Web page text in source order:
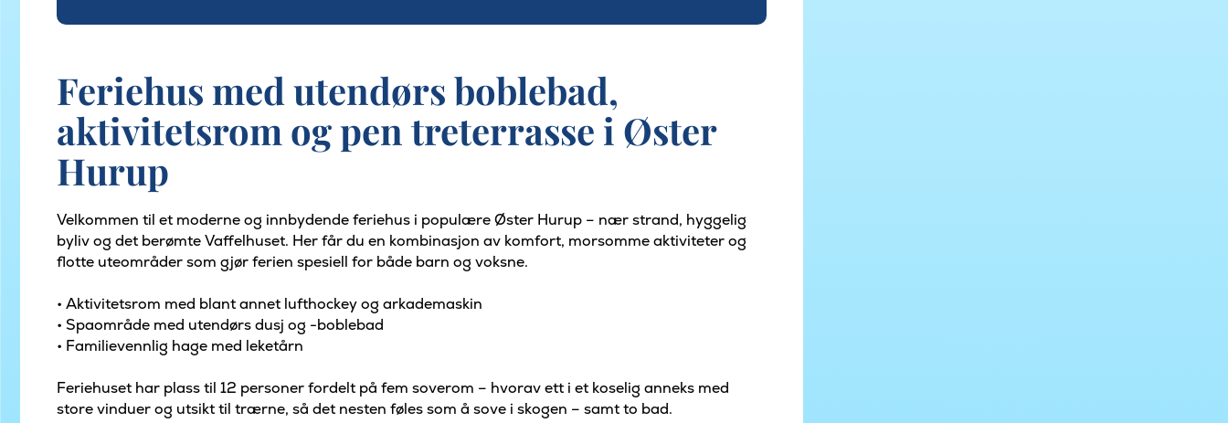
Feriehus med utendørs boblebad,
aktivitetsrom og pen treterrasse i Øster
Hurup
Velkommen til et moderne og innbydende feriehus i populære Øster Hurup – nær strand, hyggelig
byliv og det berømte Vaffelhuset. Her får du en kombinasjon av komfort, morsomme aktiviteter og
flotte uteområder som gjør ferien spesiell for både barn og voksne.
• Aktivitetsrom med blant annet lufthockey og arkademaskin
• Spaområde med utendørs dusj og -boblebad
• Familievennlig hage med leketårn
Feriehuset har plass til 12 personer fordelt på fem soverom – hvorav ett i et koselig anneks med
store vinduer og utsikt til trærne, så det nesten føles som å sove i skogen – samt to bad.